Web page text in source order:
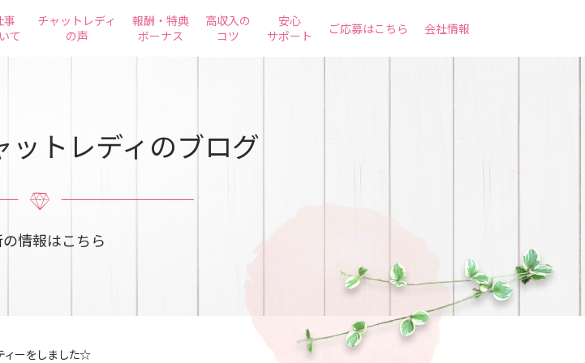
事
て
チャットレディ
の声
報酬・特典
ボーナス
高収入の
コツ
安心
サポート
ご応募はこちら 会社情報
ットレディのブログ
情報はこちら
ィーをしました☆